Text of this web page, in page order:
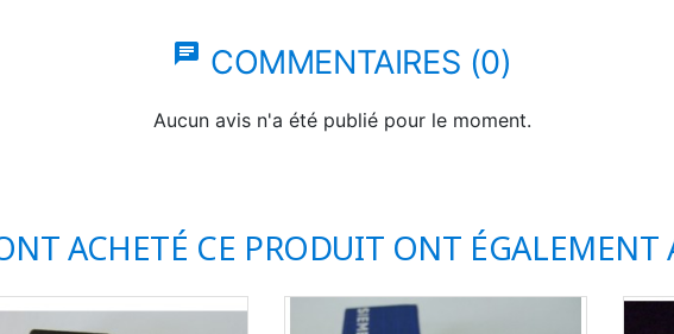
chat COMMENTAIRES (0)
Aucun avis n'a été publié pour le moment.
ACHETÉ CE PRODUIT ONT ÉGALEMENT